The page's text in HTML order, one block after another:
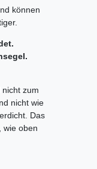
können
zum
nicht wie
Das
wie oben